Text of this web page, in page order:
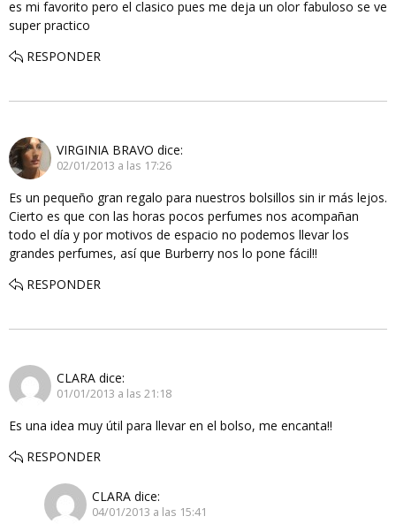
es mi favorito pero el clasico pues me deja un olor fabuloso se ve
super practico
RESPONDER
VIRGINIA BRAVO dice:
02/01/2013 a las 17:26
Es un pequeño gran regalo para nuestros bolsillos sin ir más lejos.
Cierto es que con las horas pocos perfumes nos acompañan
todo el día y por motivos de espacio no podemos llevar los
grandes perfumes, así que Burberry nos lo pone fácil!!
RESPONDER
CLARA dice:
01/01/2013 a las 21:18
Es una idea muy útil para llevar en el bolso, me encanta!!
RESPONDER
CLARA dice:
04/01/2013 a las 15:41